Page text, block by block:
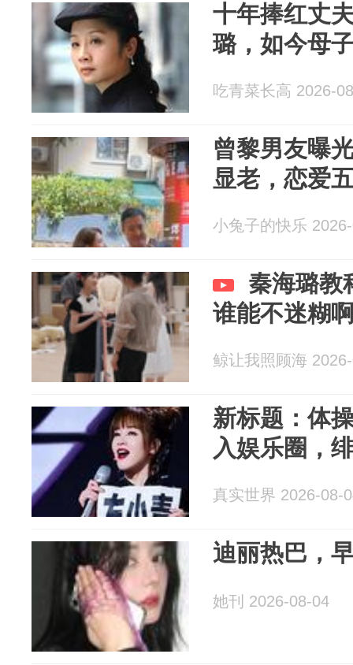
十年捧红丈
璐，如今母
吃青菜长高 2026-
曾黎男友曝
显老，恋爱
小兔子的快乐
秦海璐教
谁能不迷糊
鲸让我照顾海
新标题：体
入娱乐圈，
真实世界 2026-08-
迪丽热巴，
她刊 2026-08-04